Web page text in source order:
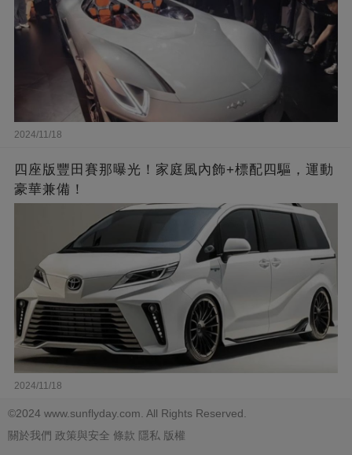
2024/11/18
四座版豐田賽那曝光！家庭風內飾+標配四驅，運動
豪華兼備！
2024/11/18
©2024 www.sunflyday.com. All Rights Reserved.
關於我們 政策與安全 條款 隱私 版權